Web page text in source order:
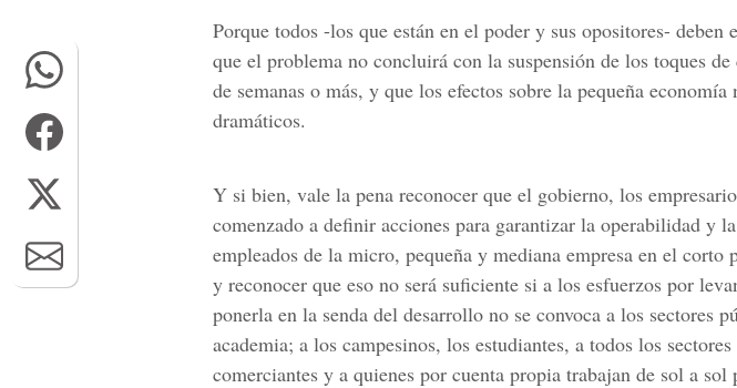
Porque todos -los que están en el poder y sus opositores- deben
que el problema no concluirá con la suspensión de los toques
de semanas o más, y que los efectos sobre la pequeña economía
dramáticos.
Y si bien, vale la pena reconocer que el gobierno, los
comenzado a definir acciones para garantizar la operabilidad y
empleados de la micro, pequeña y mediana empresa en el corto
y reconocer que eso no será suficiente si a los esfuerzos por
ponerla en la senda del desarrollo no se convoca a los sectores
academia; a los campesinos, los estudiantes, a todos los
comerciantes y a quienes por cuenta propia trabajan de sol a